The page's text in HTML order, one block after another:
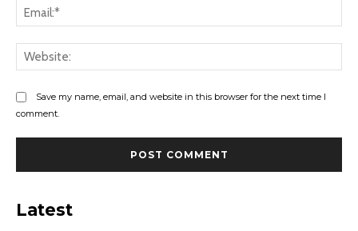
Save my name, email, and website in this browser for the next time I
comment.
Latest